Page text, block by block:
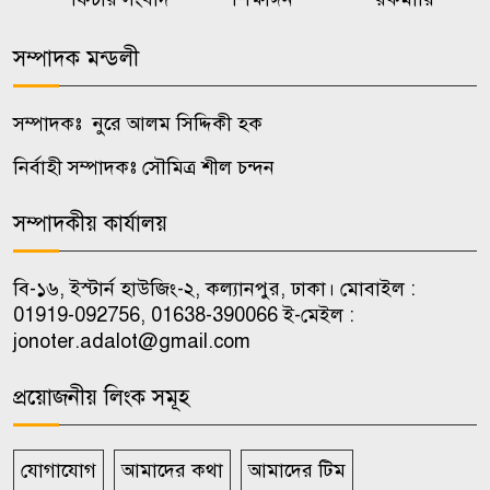
ওয়েব সিরিজ দেখে স্ত্রীকে হত্যা,
৮
৯
শৃঙ্খলাভঙ্গের অভিযোগে জাবি
ছাত্রদলের যুগ্ম আহ্বায়ককে শোকজ
১০
সম্পাদক মন্ডলী
সম্পাদকঃ নুরে আলম সিদ্দিকী হক
নির্বাহী সম্পাদকঃ সৌমিত্র শীল চন্দন
সম্পাদকীয় কার্যালয়
বি-১৬, ইস্টার্ন হাউজিং-২, কল্যানপুর, ঢাকা। মোবাইল :
01919-092756, 01638-390066 ই-মেইল :
jonoter.adalot@gmail.com
প্রয়োজনীয় লিংক সমূহ
যোগাযোগ আমাদের কথা আমাদের টিম